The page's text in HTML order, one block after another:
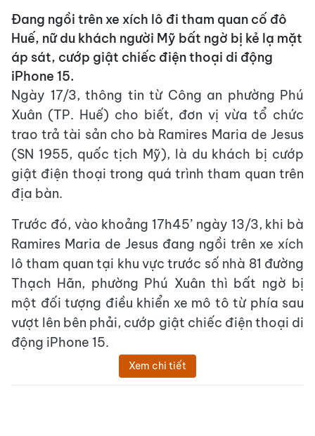
Đang ngồi trên xe xích lô đi tham quan cố đô
Huế, nữ du khách người Mỹ bất ngờ bị kẻ lạ mặt
áp sát, cướp giật chiếc điện thoại di động
iPhone 15.
Ngày 17/3, thông tin từ Công an phường Phú
Xuân (TP. Huế) cho biết, đơn vị vừa tổ chức
trao trả tài sản cho bà Ramires Maria de Jesus
(SN 1955, quốc tịch Mỹ), là du khách bị cướp
giật điện thoại trong quá trình tham quan trên
địa bàn.
Trước đó, vào khoảng 17h45’ ngày 13/3, khi bà
Ramires Maria de Jesus đang ngồi trên xe xích
lô tham quan tại khu vực trước số nhà 81 đường
Thạch Hãn, phường Phú Xuân thì bất ngờ bị
một đối tượng điều khiển xe mô tô từ phía sau
vượt lên bên phải, cướp giật chiếc điện thoại di
động iPhone 15.
Xem chi tiết